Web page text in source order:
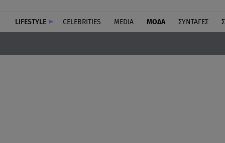
LIFESTYLE CELEBRITIES MEDIA ΜΟΔΑ ΣΥΝΤΑΓΕΣ